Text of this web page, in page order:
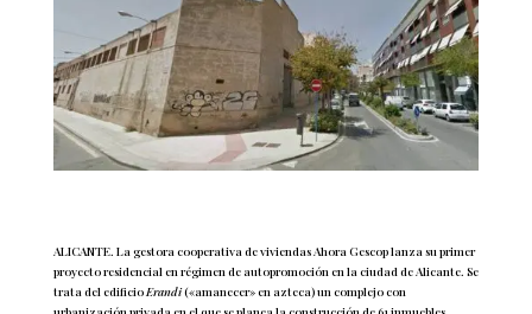
ALICANTE. La gestora cooperativa de viviendas Ahora Gescop lanza su primer
proyecto residencial en régimen de autopromoción en la ciudad de Alicante. Se
trata del edificioErandi(«amanecer» en azteca) un complejo con